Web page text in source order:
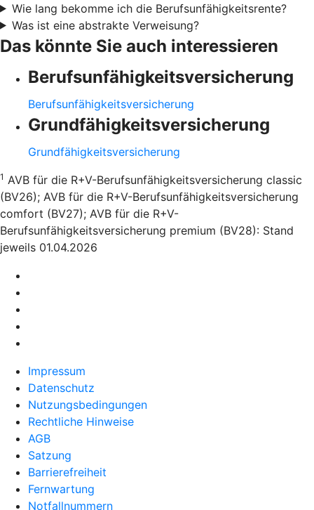
Wie lang bekomme ich die Berufsunfähigkeitsrente?
Was ist eine abstrakte Verweisung?
Das könnte Sie auch interessieren
Berufsunfähigkeitsversicherung
Berufsunfähigkeitsversicherung
Grundfähigkeitsversicherung
Grundfähigkeitsversicherung
1 AVB für die R+V-Berufsunfähigkeitsversicherung classic
(BV26); AVB für die R+V-Berufsunfähigkeitsversicherung
comfort (BV27); AVB für die R+V-
Berufsunfähigkeitsversicherung premium (BV28): Stand
jeweils 01.04.2026
Impressum
Datenschutz
Nutzungsbedingungen
Rechtliche Hinweise
AGB
Satzung
Barrierefreiheit
Fernwartung
Notfallnummern